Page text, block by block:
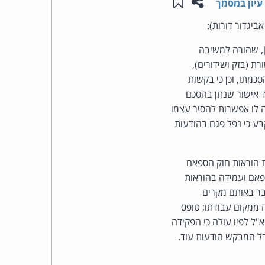
עיון במסמך
שהורה למשיבה
סעיף 30א(ה)(1)(א) לחוק התקשורת (בזק ושידורים),
פרסומיות, ללא הסכמתו, וכן כי בקשות
אישור שנתן בהסכם
לו אפשרות להסיר עצמו
כי נפל פגם בהודעות
הוראות חוק הספאם
ועמידה בהוראות
באותם מקרים
להעיד את הפקידה ממקום עבודתו; טופס
לפיו עולה כי הפקידה
המבקש הודעות עוד.